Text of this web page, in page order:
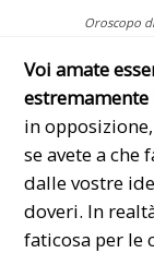
Oroscopo
Voi amate
in
se avete a che
dalle vostre
doveri. In
faticosa per le